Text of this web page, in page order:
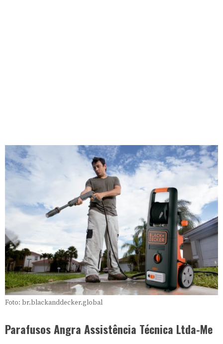
Foto: br.blackanddecker.global
Parafusos Angra Assistência Técnica Ltda-Me